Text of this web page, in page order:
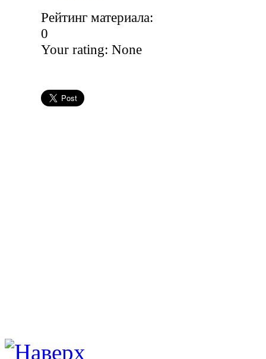
Рейтинг материала:
0
Your rating: None